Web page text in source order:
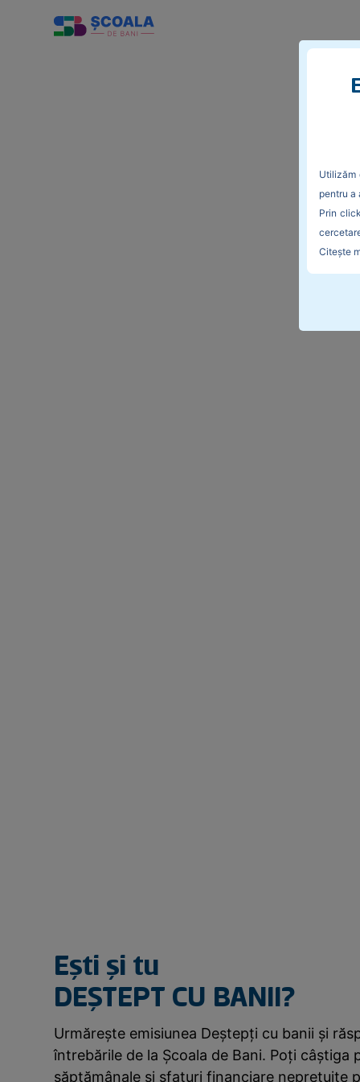
Ești și tu
DEȘTEPT CU BANII?
Urmărește emisiunea Deștepți cu banii și
întrebările de la Școala de Bani. Poți câștiga
săptămânale și sfaturi financiare neprețuite
Utilizăm
pentru a
Prin
Citește